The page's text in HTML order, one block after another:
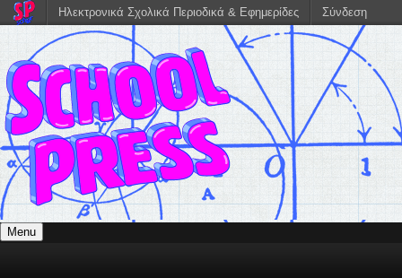
Menu
Ηλεκτρονικά Σχολικά Περιοδικά & Εφημερίδες Σύνδεση